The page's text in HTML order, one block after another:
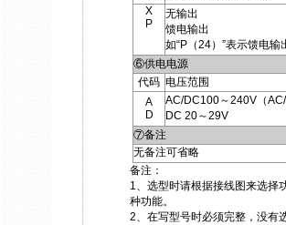
X
P
无输出
馈电输出
如“P（24）”表示馈电输
⑥供电电源
代码 电压范围
A
D
AC/DC100～240V（
DC 20～29V
⑦备注
无备注可省略
备注：
1、选型时请根据接线图来选择
种功能。
2、在写型号时必须完整，没有